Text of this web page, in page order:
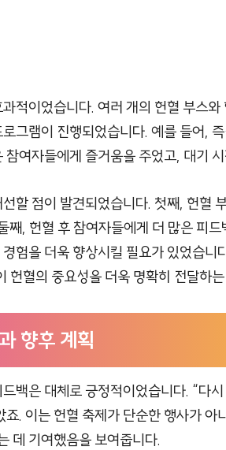
적이었습니다. 여러 개의 헌혈 부스
그램이 진행되었습니다. 예를 들어,
여자들에게 즐거움을 주었고, 대기
할 점이 발견되었습니다. 첫째, 헌혈
째, 헌혈 후 참여자들에게 더 많은 피
험을 더욱 향상시킬 필요가 있었습니
헌혈의 중요성을 더욱 명확히 전달하
향후 계획
백은 대체로 긍정적이었습니다. “다
. 이는 헌혈 축제가 단순한 행사가
데 기여했음을 보여줍니다.